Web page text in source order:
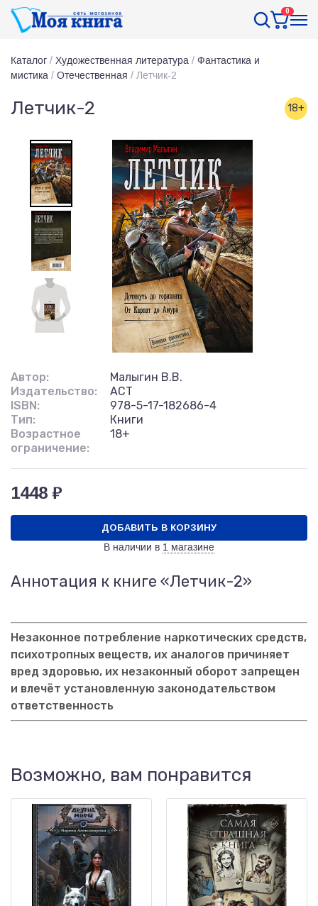
0
Каталог / Художественная литература / Фантастика и
мистика / Отечественная / Летчик-2
Летчик-2 18+
Автор:
Малыгин В.В.
Издательство:
АСТ
ISBN:
978-5-17-182686-4
Тип:
Книги
Возрастное
ограничение:
18+
1448 ₽
ДОБАВИТЬ В КОРЗИНУ
В наличии в 1 магазине
Аннотация к книге «Летчик-2»
Незаконное потребление наркотических средств,
психотропных веществ, их аналогов причиняет
вред здоровью, их незаконный оборот запрещен
и влечёт установленную законодательством
ответственность
Возможно, вам понравится